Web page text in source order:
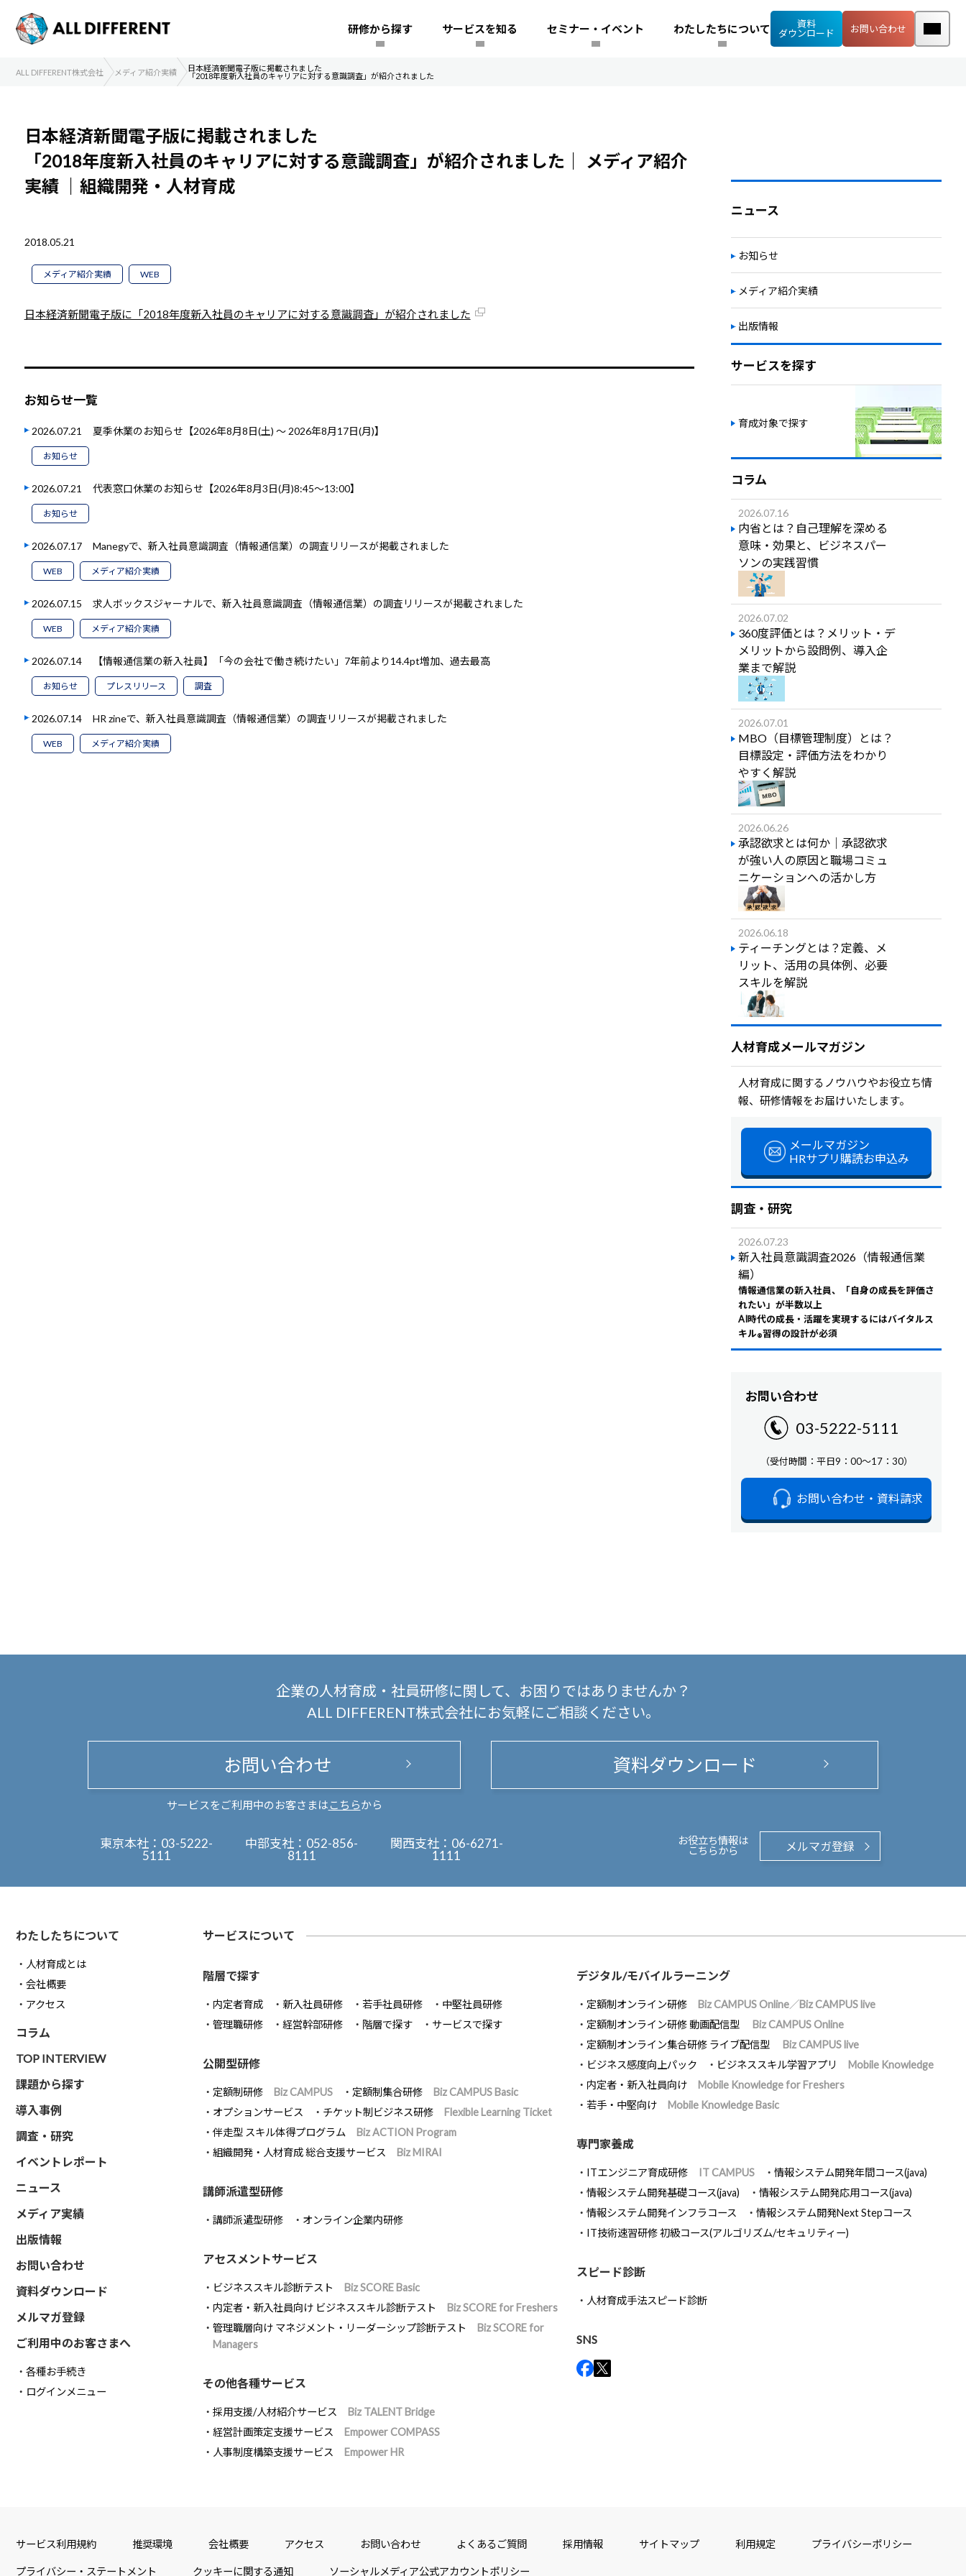
研修から探す サービスを知る セミナー・イベント わたしたちについて
資料
ダウンロード
お問い合わせ
ALL DIFFERENT株式会社 メディア紹介実績
日本経済新聞電子版に掲載されました
「2018年度新入社員のキャリアに対する意識調査」が紹介されました
日本経済新聞電子版に掲載されました
「2018年度新入社員のキャリアに対する意識調査」が紹介されました｜ メディア紹介
実績
｜組織開発・人材育成
2018.05.21
メディア紹介実績 WEB
日本経済新聞電子版に「2018年度新入社員のキャリアに対する意識調査」が紹介されました
お知らせ一覧
2026.07.21 夏季休業のお知らせ【2026年8月8日(土) ～ 2026年8月17日(月)】
お知らせ
2026.07.21 代表窓口休業のお知らせ【2026年8月3日(月)8:45～13:00】
お知らせ
2026.07.17 Manegyで、新入社員意識調査（情報通信業）の調査リリースが掲載されました
WEB メディア紹介実績
2026.07.15 求人ボックスジャーナルで、新入社員意識調査（情報通信業）の調査リリースが掲載されました
WEB メディア紹介実績
2026.07.14 【情報通信業の新入社員】「今の会社で働き続けたい」7年前より14.4pt増加、過去最高
お知らせ プレスリリース 調査
2026.07.14 HR zineで、新入社員意識調査（情報通信業）の調査リリースが掲載されました
WEB メディア紹介実績
ニュース
お知らせ
メディア紹介実績
出版情報
サービスを探す
育成対象で探す
コラム
2026.07.16
内省とは？自己理解を深める
意味・効果と、ビジネスパー
ソンの実践習慣
2026.07.02
360度評価とは？メリット・デ
メリットから設問例、導入企
業まで解説
2026.07.01
MBO（目標管理制度）とは？
目標設定・評価方法をわかり
やすく解説
2026.06.26
承認欲求とは何か｜承認欲求
が強い人の原因と職場コミュ
ニケーションへの活かし方
2026.06.18
ティーチングとは？定義、メ
リット、活用の具体例、必要
スキルを解説
人材育成メールマガジン
人材育成に関するノウハウやお役立ち情
報、研修情報をお届けいたします。
メールマガジン
HRサプリ購読お申込み
調査・研究
2026.07.23
新入社員意識調査2026（情報通信業
編）
情報通信業の新入社員、「自身の成長を評価さ
れたい」が半数以上
AI時代の成長・活躍を実現するにはバイタルス
キル®習得の設計が必須
お問い合わせ
03-5222-5111
（受付時間：平日9：00～17：30）
お問い合わせ・資料請求
企業の人材育成・社員研修に関して、
お困りではありませんか？
ALL DIFFERENT株式会社にお気軽にご相談ください。
お問い合わせ
サービスをご利用中のお客さまは こちらから
資料ダウンロード
東京本社： 03-5222-
5111
中部支社： 052-856-
8111
関西支社： 06-6271-
1111
お役立ち情報は
こちらから
メルマガ登録
わたしたちについて
人材育成とは
会社概要
アクセス
コラム
TOP INTERVIEW
課題から探す
導入事例
調査・研究
イベントレポート
ニュース
メディア実績
出版情報
お問い合わせ
資料ダウンロード
メルマガ登録
ご利用中のお客さまへ
各種お手続き
ログインメニュー
サービスについて
階層で探す
内定者育成 新入社員研修 若手社員研修
中堅社員研修
管理職研修
経営幹部研修 階層で探す サービスで探す
公開型研修
定額制研修 Biz CAMPUS 定額制集合研修
Biz CAMPUS Basic
オプションサービス
チケット制ビジネス研修
Flexible Learning Ticket
伴走型 スキル体得プログラム
Biz ACTION Program
組織開発・人材育成 総合支援サービス
Biz MIRAI
講師派遣型研修
講師派遣型研修 オンライン企業内研修
アセスメントサービス
ビジネススキル診断テスト
Biz SCORE Basic
内定者・新入社員向け ビジネススキル診断テスト
Biz SCORE for Freshers
管理職層向け マネジメント・リーダーシップ診断テスト
Biz SCORE for
Managers
その他各種サービス
採用支援/人材紹介サービス
Biz TALENT Bridge
経営計画策定支援サービス
Empower COMPASS
人事制度構築支援サービス
Empower HR
デジタル/モバイルラーニング
定額制オンライン研修
Biz CAMPUS Online／Biz CAMPUS live
定額制オンライン研修 動画配信型
Biz CAMPUS Online
定額制オンライン集合研修 ライブ配信型
Biz CAMPUS live
ビジネス感度向上パック
ビジネススキル学習アプリ
Mobile Knowledge
内定者・新入社員向け
Mobile Knowledge for Freshers
若手・中堅向け
Mobile Knowledge Basic
専門家養成
ITエンジニア育成研修 IT CAMPUS
情報システム開発年間コース(java)
情報システム開発基礎コース(java)
情報システム開発応用コース(java)
情報システム開発インフラコース
情報システム開発Next Stepコース
IT技術速習研修 初級コース(アルゴリズム/セキュリティー)
スピード診断
人材育成手法スピード診断
SNS
サービス利用規約 推奨環境 会社概要 アクセス お問い合わせ よくあるご質問 採用情報 サイトマップ 利用規定 プライバシーポリシー
プライバシー・ステートメント クッキーに関する通知 ソーシャルメディア公式アカウントポリシー